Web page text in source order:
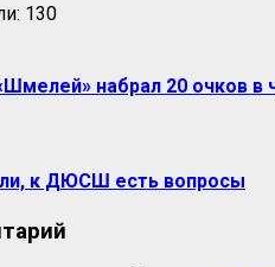
130
набрал 20 очков в
к ДЮСШ есть вопросы